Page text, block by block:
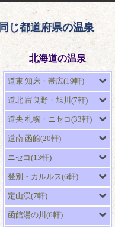
同じ都道府県の温泉